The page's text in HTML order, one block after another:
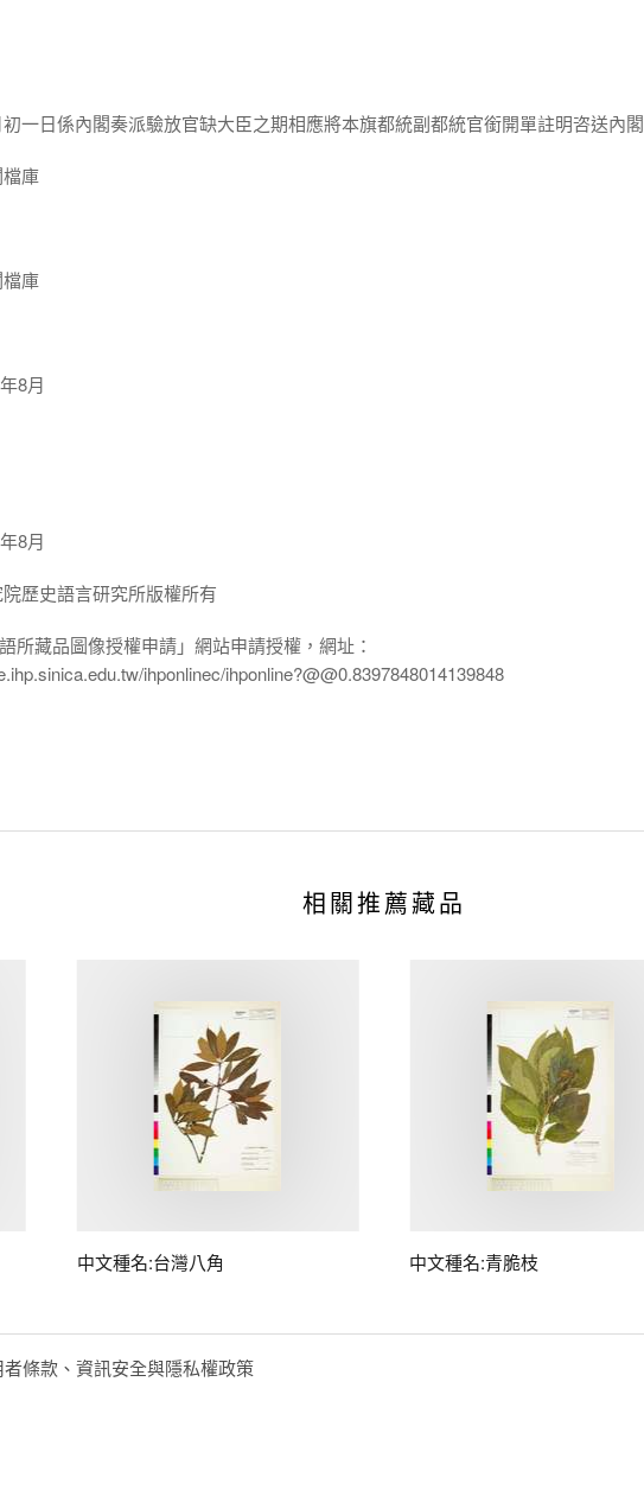
一日係內閣奏派驗放官缺大臣之期相應將本旗都統副都統官銜開單註明咨送內閣
庫
庫
8月
8月
歷史語言研究所版權所有
所藏品圖像授權申請」網站申請授權，網址：
ihponlinec/ihponline?@@0.8397848014139848
相關推薦藏品
中文種名:台灣八角 中文種名:青脆枝
者條款、資訊安全與隱私權政策